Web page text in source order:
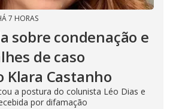
7 HORAS
sobre condenação e
de caso
Klara Castanho
a postura do colunista Léo Dias e
por difamação